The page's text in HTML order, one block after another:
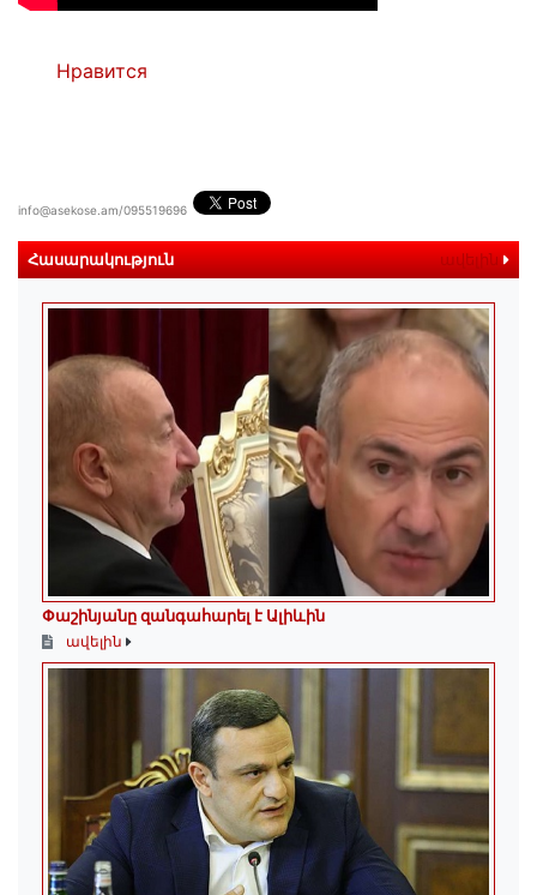
Нравится
info@asekose.am/095519696
Հասարակություն ավելին
Փաշինյանը զանգահարել է Ալիևին
ավելին